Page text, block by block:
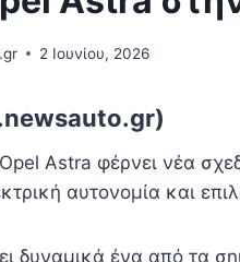
2 Ιουνίου, 2026
Astra φέρνει νέα
αυτονομία και
δυναμικά ένα από τα